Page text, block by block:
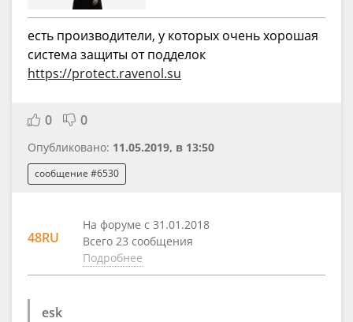
есть производители, у которых очень хорошая
система защиты от подделок
https://protect.ravenol.su
0 0
Опубликовано: 11.05.2019, в 13:50
сообщение #6530
48RU
На форуме с 31.01.2018
Всего 23 сообщения
Подробнее
esk